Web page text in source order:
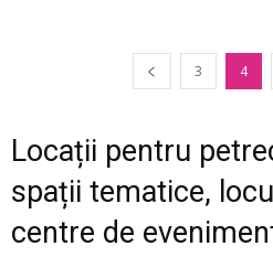
3 4
Locații pentru
spații tematice,
centre de